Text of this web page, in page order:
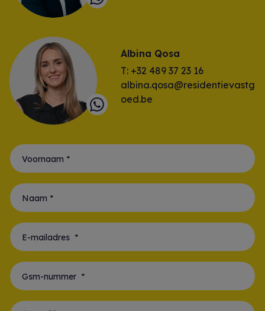
Albina Qosa
T: +32 489 37 23 16
albina.qosa@residentievastg
oed.be